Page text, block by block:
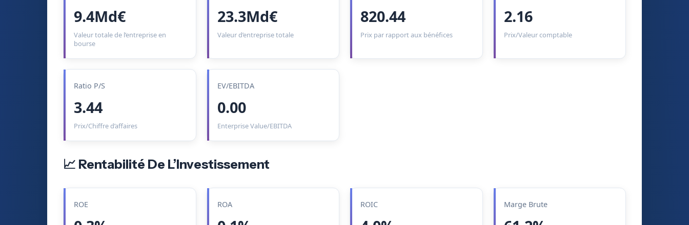
9.4Md€
Valeur totale de l’entreprise en
bourse
23.3Md€
Valeur d’entreprise totale
820.44
Prix par rapport aux bénéfices
2.16
Prix/Valeur comptable
Ratio P/S
3.44
Prix/Chiffre d’affaires
EV/EBITDA
0.00
Enterprise Value/EBITDA
📈 Rentabilité De L’Investissement
ROE ROA ROIC Marge Brute